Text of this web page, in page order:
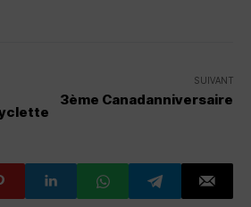
SUIVANT
3ème Canadanniversaire